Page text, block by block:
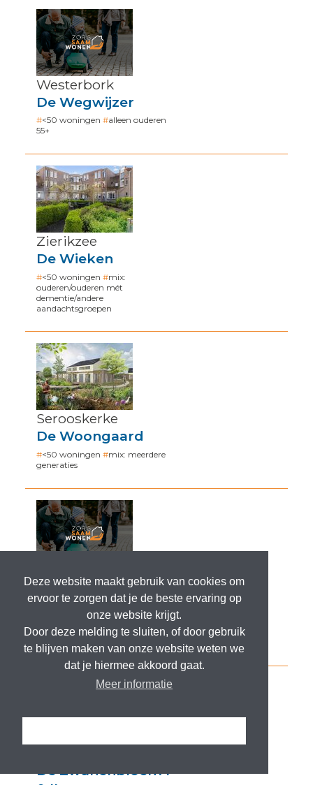
Deze website maakt gebruik van cookies om
ervoor te zorgen dat je de beste ervaring op
onze website krijgt.
Door deze melding te sluiten, of door gebruik
te blijven maken van onze website weten we
dat je hiermee akkoord gaat.
Meer informatie